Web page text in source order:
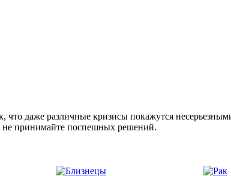
даже различные кризисы покажутся
не принимайте поспешных решений.